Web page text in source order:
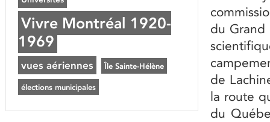
du Grand
de
la route
du
Vivre Montréal 1920-
1969
vues aériennes Île Sainte-Hélène
élections municipales